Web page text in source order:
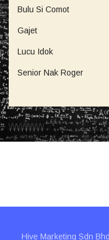
Bulu Si Comot
Gajet
Lucu Idok
Senior Nak Roger
Hive Marketing Sdn